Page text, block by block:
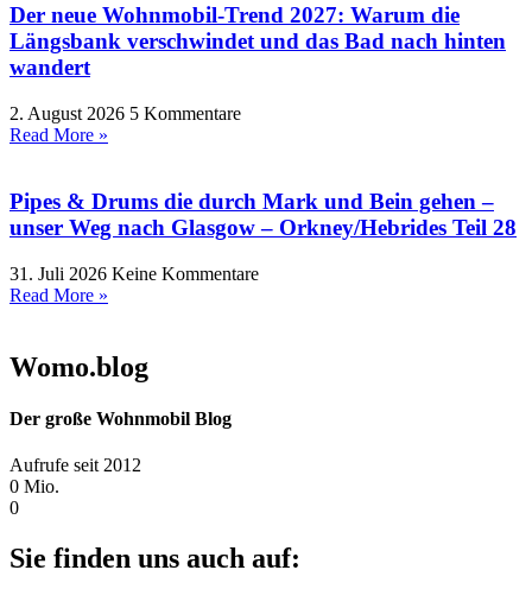
Der neue Wohnmobil-Trend 2027: Warum die
Längsbank verschwindet und das Bad nach hinten
wandert
2. August 2026 5 Kommentare
Read More »
Pipes & Drums die durch Mark und Bein gehen –
unser Weg nach Glasgow – Orkney/Hebrides Teil 28
31. Juli 2026 Keine Kommentare
Read More »
Womo.blog
Der große Wohnmobil Blog​
Aufrufe seit 2012
0 Mio.
0
Sie finden uns auch auf: